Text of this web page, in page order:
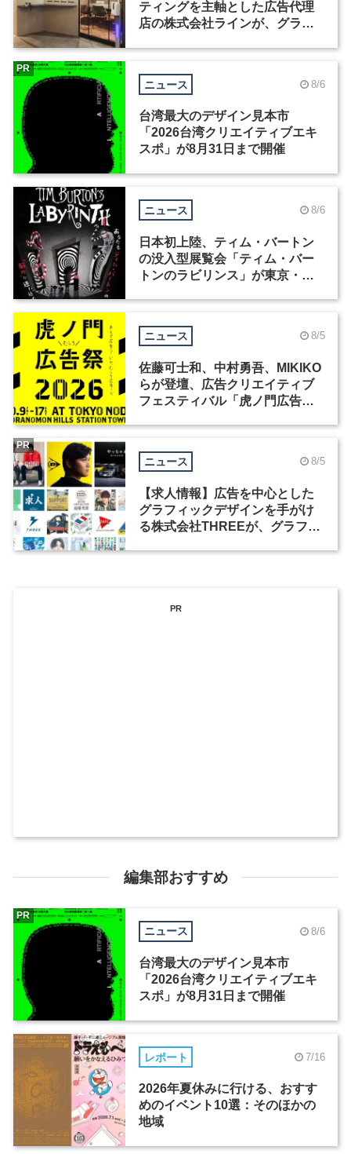
ティングを主軸とした広告代理
店の株式会社ラインが、グラフ
ニュース 8/6
台湾最大のデザイン見本市
「2026台湾クリエイティブエキ
スポ」が8月31日まで開催
PR
ニュース 8/6
日本初上陸、ティム・バートン
の没入型展覧会「ティム・バー
トンのラビリンス」が東京・豊
ニュース 8/5
佐藤可士和、中村勇吾、MIKIKO
らが登壇、広告クリエイティブ
フェスティバル「虎ノ門広告
ニュース 8/5
【求人情報】広告を中心とした
グラフィックデザインを手がけ
る株式会社THREEが、グラフィ
PR
PR
編集部おすすめ
ニュース 8/6
台湾最大のデザイン見本市
「2026台湾クリエイティブエキ
スポ」が8月31日まで開催
PR
レポート 7/16
2026年夏休みに行ける、おすす
めのイベント10選：そのほかの
地域